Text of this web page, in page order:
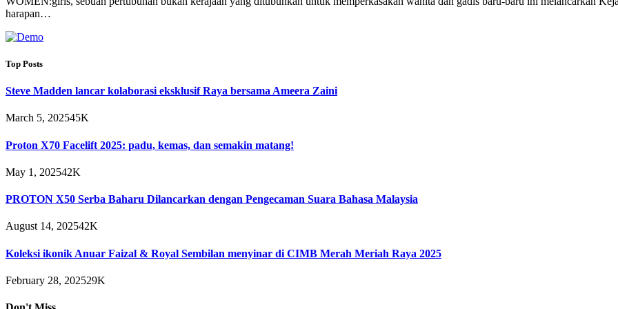
harapan…
Top Posts
Steve Madden lancar kolaborasi eksklusif Raya bersama Ameera Zaini
March 5, 202545K
Proton X70 Facelift 2025: padu, kemas, dan semakin matang!
May 1, 202542K
PROTON X50 Serba Baharu Dilancarkan dengan Pengecaman Suara Bahasa Malaysia
August 14, 202542K
Koleksi ikonik Anuar Faizal & Royal Sembilan menyinar di CIMB Merah Meriah Raya 2025
February 28, 202529K